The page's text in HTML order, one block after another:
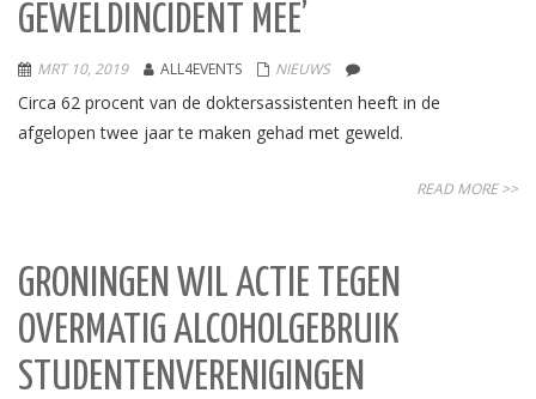
GEWELDINCIDENT MEE’
MRT 10, 2019 ALL4EVENTS NIEUWS
Circa 62 procent van de doktersassistenten heeft in de
afgelopen twee jaar te maken gehad met geweld.
READ MORE >>
GRONINGEN WIL ACTIE TEGEN
OVERMATIG ALCOHOLGEBRUIK
STUDENTENVERENIGINGEN